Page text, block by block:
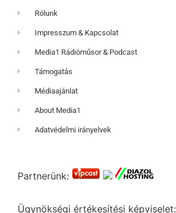
Rólunk
Impresszum & Kapcsolat
Media1 Rádióműsor & Podcast
Támogatás
Médiaajánlat
About Media1
Adatvédelmi irányelvek
Partnerünk:
Ügynökségi értékesítési képviselet: